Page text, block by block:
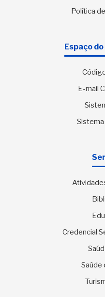
Política
Espaço
E-mail
Credencial
Saúde